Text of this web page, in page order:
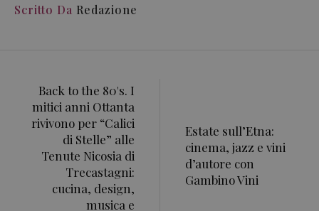
Scritto Da Redazione
Back to the 80's. I
mitici anni Ottanta
rivivono per “Calici
di Stelle” alle
Tenute Nicosia di
Trecastagni:
cucina, design,
musica e
Estate sull’Etna:
cinema, jazz e vini
d’autore con
Gambino Vini